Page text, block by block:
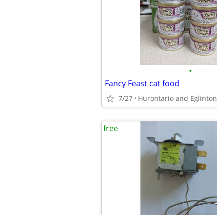
•
Fancy Feast cat food
7/27 Hurontario and Eglinton
free